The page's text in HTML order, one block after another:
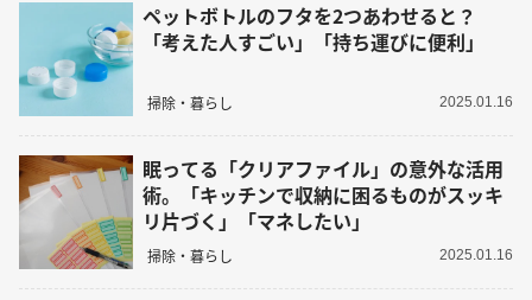
ペットボトルのフタを2つあわせると？
「考えた人すごい」「持ち運びに便利」
掃除・暮らし 2025.01.16
眠ってる「クリアファイル」の意外な活用
術。「キッチンで収納に困るものがスッキ
リ片づく」「マネしたい」
掃除・暮らし 2025.01.16